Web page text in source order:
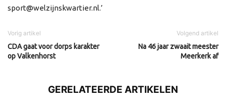
sport@welzijnskwartier.nl.’
Vorig artikel
CDA gaat voor dorps karakter
op Valkenhorst
Volgend artikel
Na 46 jaar zwaait meester
Meerkerk af
GERELATEERDE ARTIKELEN